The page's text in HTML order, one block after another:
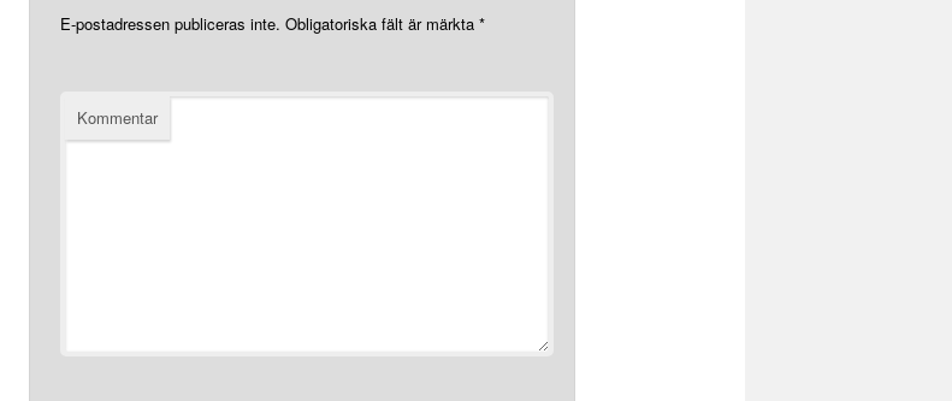
E-postadressen publiceras inte. Obligatoriska fält är märkta *
Kommentar